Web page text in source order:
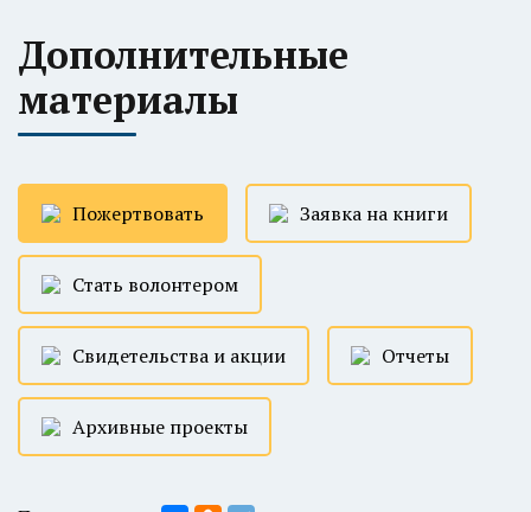
Дополнительные
материалы
Пожертвовать Заявка на книги
Стать волонтером
Свидетельства и акции Отчеты
Архивные проекты